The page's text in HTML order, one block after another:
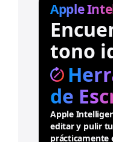
Apple
tono
de
Apple
editar y pulir
prácticamente